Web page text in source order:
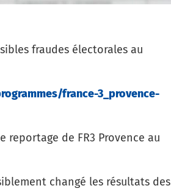
fraudes électorales au
france-3_provence-
de FR3 Provence au
changé les résultats des